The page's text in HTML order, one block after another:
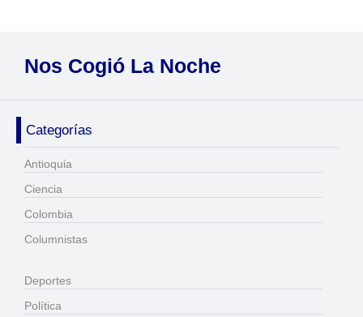
Nos Cogió La Noche
Categorías
Antioquia
Ciencia
Colombia
Columnistas
Deportes
Política